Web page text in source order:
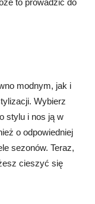
to prowadzić do
modnym, jak i
Wybierz
stylu i nos ją w
o odpowiedniej
sezonów. Teraz,
cieszyć się